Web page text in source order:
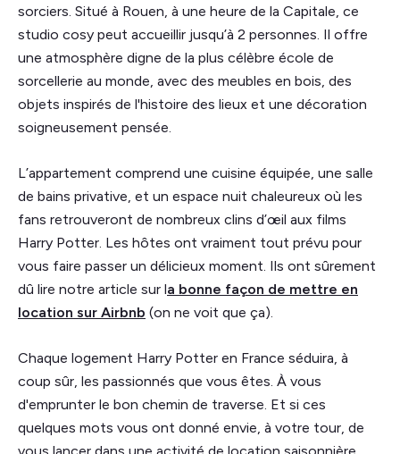
sorciers. Situé à Rouen, à une heure de la Capitale, ce
studio cosy peut accueillir jusqu’à 2 personnes. Il offre
une atmosphère digne de la plus célèbre école de
sorcellerie au monde, avec des meubles en bois, des
objets inspirés de l'histoire des lieux et une décoration
soigneusement pensée.
L’appartement comprend une cuisine équipée, une salle
de bains privative, et un espace nuit chaleureux où les
fans retrouveront de nombreux clins d’œil aux films
Harry Potter. Les hôtes ont vraiment tout prévu pour
vous faire passer un délicieux moment. Ils ont sûrement
dû lire notre article sur la bonne façon de mettre en
location sur Airbnb (on ne voit que ça).
Chaque logement Harry Potter en France séduira, à
coup sûr, les passionnés que vous êtes. À vous
d'emprunter le bon chemin de traverse. Et si ces
quelques mots vous ont donné envie, à votre tour, de
vous lancer dans une activité de location saisonnière,